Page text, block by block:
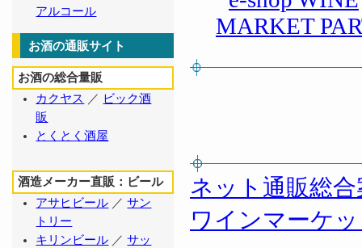
ネット通販総合
ワインマーケ
アルコール
お酒の通販サイト
お酒の総合量販
カクヤス ／ ビック酒
販
とくとく酒屋
酒造メーカー直販：ビール
アサヒビール ／サン
トリー
キリンビール ／サッ